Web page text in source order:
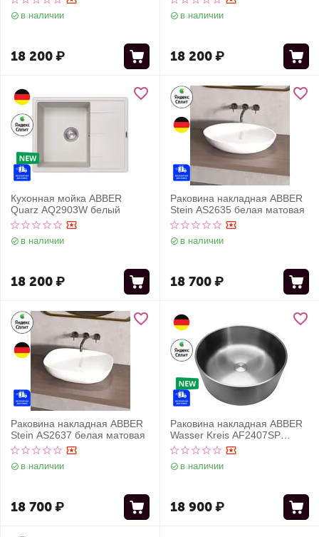
в наличии
18 200₽
в наличии
18 200₽
Кухонная мойка ABBER
Quarz AQ2903W белый
в наличии
18 200₽
Раковина накладная ABBER
Stein AS2635 белая матовая
в наличии
18 700₽
Раковина накладная ABBER
Stein AS2637 белая матовая
в наличии
18 700₽
Раковина накладная ABBER
Wasser Kreis AF2407SP
сатин
в наличии
18 900₽